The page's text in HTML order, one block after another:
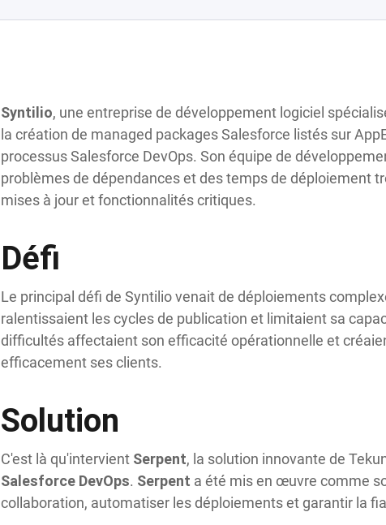
avec
Syntilio, une entreprise de développement logiciel
la création de managed packages Salesforce listés sur
processus Salesforce DevOps. Son équipe de
problèmes de dépendances et des temps de déploiement
mises à jour et fonctionnalités critiques.
Défi
Le principal défi de Syntilio venait de déploiements
ralentissaient les cycles de publication et limitaient sa
difficultés affectaient son efficacité opérationnelle et
efficacement ses clients.
Solution
C'est là qu'intervient Serpent, la solution innovante de
Salesforce DevOps. Serpent a été mis en œuvre comme
collaboration, automatiser les déploiements et garantir la